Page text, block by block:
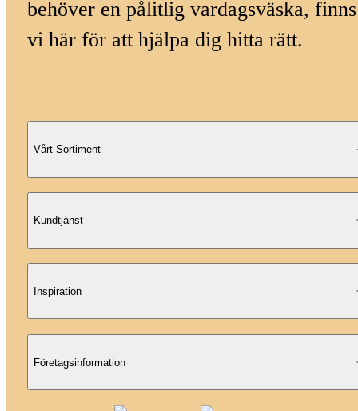
behöver en pålitlig vardagsväska, finns
vi här för att hjälpa dig hitta rätt.
Vårt Sortiment
Kundtjänst
Inspiration
Företagsinformation